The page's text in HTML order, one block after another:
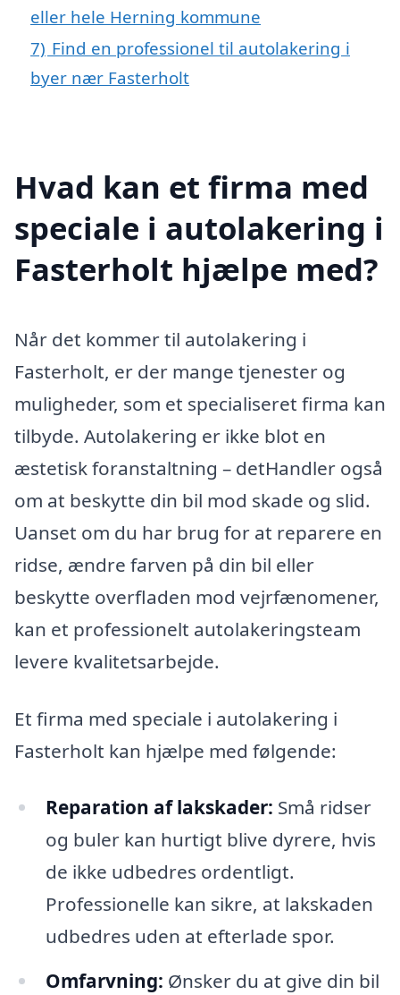
eller hele Herning kommune
7) Find en professionel til autolakering i
byer nær Fasterholt
Hvad kan et firma med
speciale i autolakering i
Fasterholt hjælpe med?
Når det kommer til autolakering i
Fasterholt, er der mange tjenester og
muligheder, som et specialiseret firma kan
tilbyde. Autolakering er ikke blot en
æstetisk foranstaltning – detHandler også
om at beskytte din bil mod skade og slid.
Uanset om du har brug for at reparere en
ridse, ændre farven på din bil eller
beskytte overfladen mod vejrfænomener,
kan et professionelt autolakeringsteam
levere kvalitetsarbejde.
Et firma med speciale i autolakering i
Fasterholt kan hjælpe med følgende:
Reparation af lakskader: Små ridser
og buler kan hurtigt blive dyrere, hvis
de ikke udbedres ordentligt.
Professionelle kan sikre, at lakskaden
udbedres uden at efterlade spor.
Omfarvning: Ønsker du at give din bil